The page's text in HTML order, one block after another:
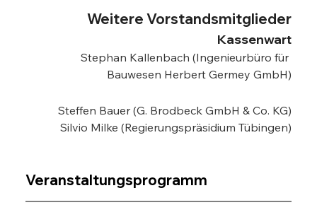
Weitere Vorstandsmitglieder
Kassenwart
Stephan Kallenbach (Ingenieurbüro für
Bauwesen Herbert Germey GmbH)
Steffen Bauer (G. Brodbeck GmbH & Co. KG)
Silvio Milke (Regierungspräsidium Tübingen)
Veranstaltungsprogramm